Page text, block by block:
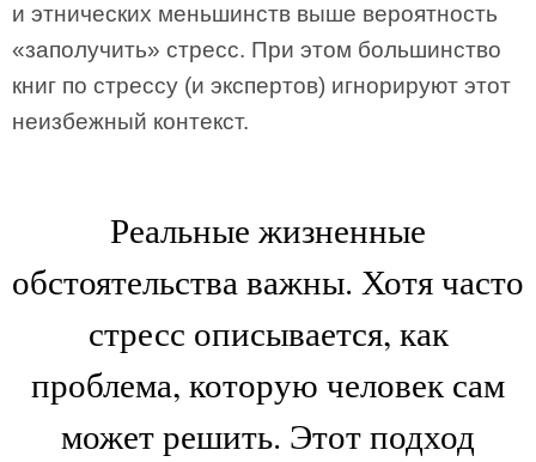
и этнических меньшинств выше вероятность
«заполучить» стресс. При этом большинство
книг по стрессу (и экспертов) игнорируют этот
неизбежный контекст.
Реальные жизненные
обстоятельства важны. Хотя часто
стресс описывается, как
проблема, которую человек сам
может решить. Этот подход